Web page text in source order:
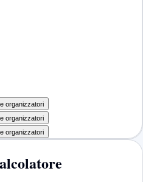
organizzatori
organizzatori
organizzatori